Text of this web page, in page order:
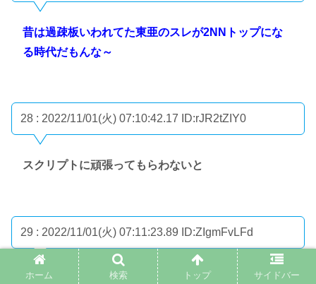
昔は過疎板いわれてた東亜のスレが2NNトップにな
る時代だもんな～
28 : 2022/11/01(火) 07:10:42.17 ID:rJR2tZIY0
スクリプトに頑張ってもらわないと
29 : 2022/11/01(火) 07:11:23.89 ID:ZIgmFvLFd
しかもこれ自動投稿の割合増えてて、実際にはもっと
ホーム 検索 トップ サイドバー